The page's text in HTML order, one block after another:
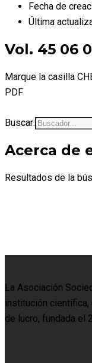
Fecha de
Última
Vol. 45 06
Marque la casilla
PDF
Buscar:
Acerca de
Resultados de la
La Asociación
institución
de lucro, fundada el